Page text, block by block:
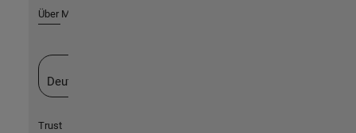
Über MathWorks
Deutschland
Trust